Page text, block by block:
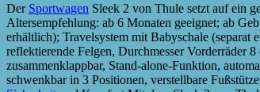
Der Sportwagen Sleek 2 von Thule setzt auf ein
Altersempfehlung: ab 6 Monaten geeignet; ab
erhältlich); Travelsystem mit Babyschale
reflektierende Felgen, Durchmesser Vorderräder
zusammenklappbar, Stand-alone-Funktion,
schwenkbar in 3 Positionen, verstellbare